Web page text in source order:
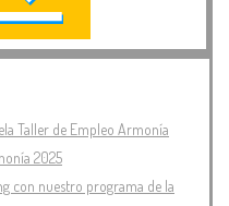
Taller de Empleo Armonía
2025
con nuestro programa de la